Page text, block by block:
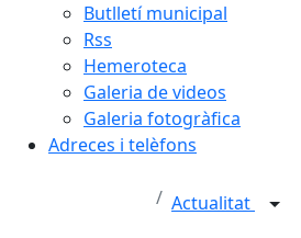
Butlletí municipal
Rss
Hemeroteca
Galeria de videos
Galeria fotogràfica
Adreces i telèfons
Actualitat